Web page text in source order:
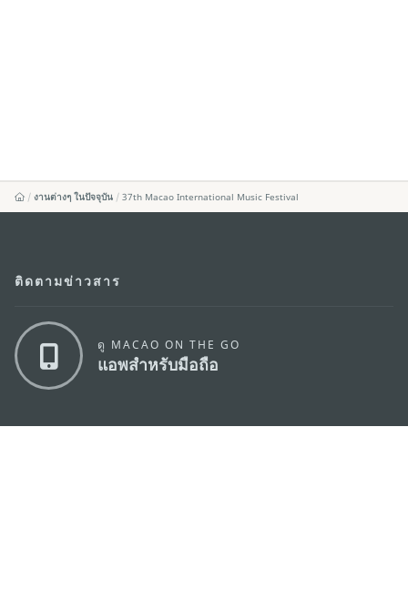
งานต่างๆ ในปัจจุบัน 37th Macao International Music Festival
ติดตามข่าวสาร
ดู MACAO ON THE GO
แอพสำหรับมือถือ